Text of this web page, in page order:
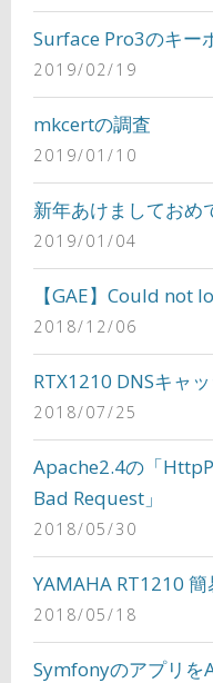
Surface Pro3のキー
2019/02/19
mkcertの調査
2019/01/10
新年あけましておめ
2019/01/04
【GAE】Could not
2018/12/06
RTX1210 DNSキャ
2018/07/25
Apache2.4の「
Bad Request」
2018/05/30
YAMAHA RT1210
2018/05/18
Symfonyのアプリを